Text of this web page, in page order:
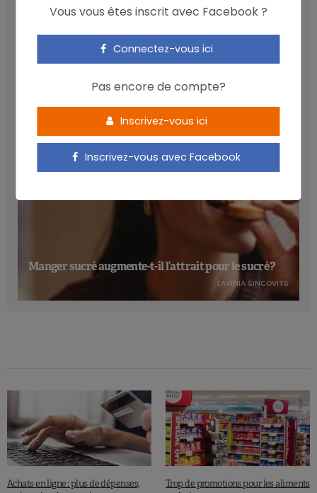
Les anthocyanines bénéfiques pour la santé
cardiométabolique
Manger sucré augmente-t-il l’attrait pour le sucré ?
LAVINIA SINCOVITS
Achats en ligne : plus de dépenses,
Trop de promotions pour les aliments
Vous vous êtes inscrit avec Facebook ?
Connectez-vous ici
Pas encore de compte?
Inscrivez-vous ici
Inscrivez-vous avec Facebook